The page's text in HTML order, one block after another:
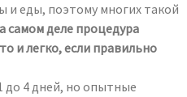
и еды, поэтому многих такой
самом деле процедура
и легко, если правильно
4 дней, но опытные